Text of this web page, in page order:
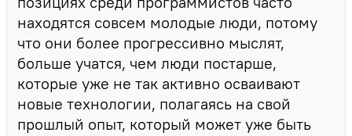
находятся совсем молодые люди, потому
что они более прогрессивно мыслят,
больше учатся, чем люди постарше,
которые уже не так активно осваивают
новые технологии, полагаясь на свой
прошлый опыт, который может уже быть